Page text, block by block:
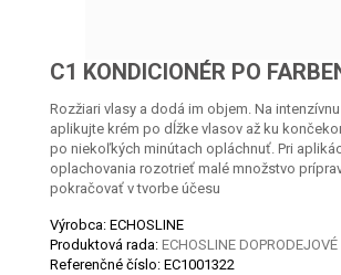
C1 KONDICIONÉR PO
Rozžiari vlasy a dodá im objem. Na
aplikujte krém po dĺžke vlasov až ku
po niekoľkých minútach opláchnuť. Pri
oplachovania rozotrieť malé množstvo
pokračovať v tvorbe účesu
Výrobca: ECHOSLINE
Produktová rada: ECHOSLINE DOPRODEJOVÉ
Referenčné číslo: EC1001322